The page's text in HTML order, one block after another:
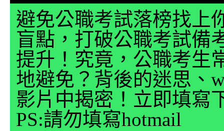
避免公職考試落榜找上
盲點，打破公職考試備
提升！究竟，公職考生
地避免？背後的迷思、
影片中揭密！立即填寫
PS:請勿填寫hotmail